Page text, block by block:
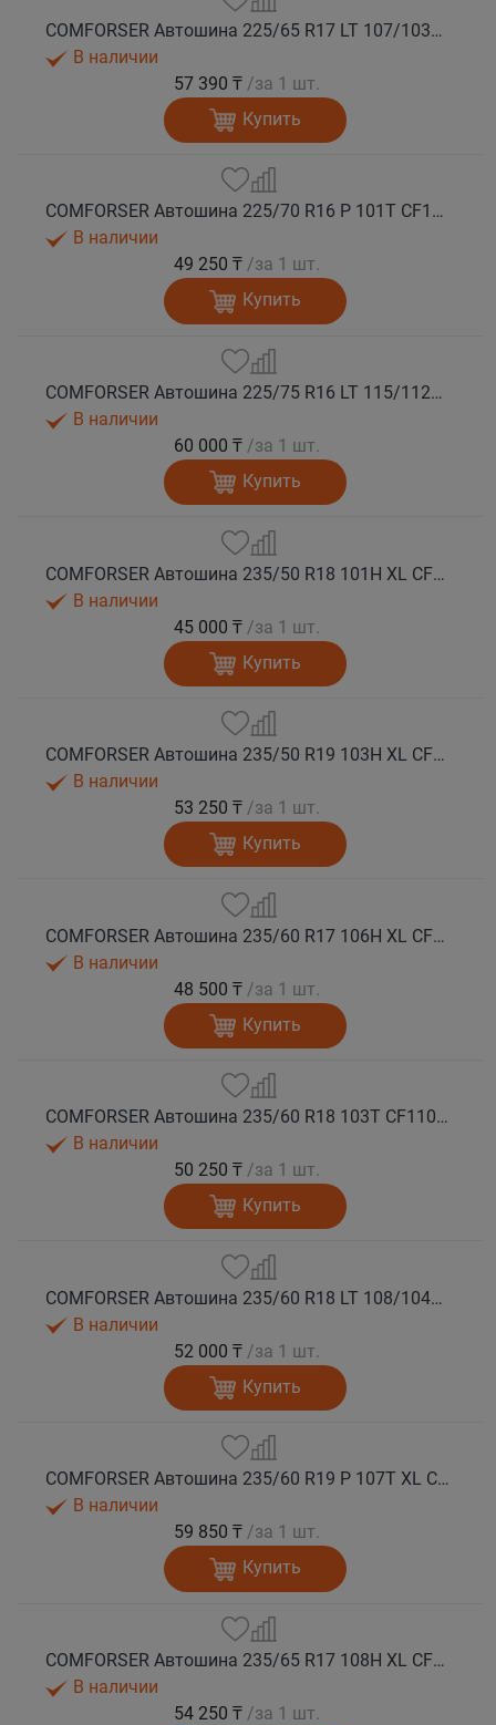
COMFORSER Автошина 225/65 R17 LT 107/103S CF1100 8PR RWL лето
В наличии
57 390 ₸ /за 1 шт.
Купить
COMFORSER Автошина 225/70 R16 P 101T CF1100 RWL лето
В наличии
49 250 ₸ /за 1 шт.
Купить
COMFORSER Автошина 225/75 R16 LT 115/112R CF1100 10PR RWL лето
В наличии
60 000 ₸ /за 1 шт.
Купить
COMFORSER Автошина 235/50 R18 101H XL CF1100 RWL лето
В наличии
45 000 ₸ /за 1 шт.
Купить
COMFORSER Автошина 235/50 R19 103H XL CF1100 лето
В наличии
53 250 ₸ /за 1 шт.
Купить
COMFORSER Автошина 235/60 R17 106H XL CF1100 RWL лето
В наличии
48 500 ₸ /за 1 шт.
Купить
COMFORSER Автошина 235/60 R18 103T CF1100 RWL лето
В наличии
50 250 ₸ /за 1 шт.
Купить
COMFORSER Автошина 235/60 R18 LT 108/104S CF1100 8PR RWL лето
В наличии
52 000 ₸ /за 1 шт.
Купить
COMFORSER Автошина 235/60 R19 P 107T XL CF1100 RWL лето
В наличии
59 850 ₸ /за 1 шт.
Купить
COMFORSER Автошина 235/65 R17 108H XL CF1100 OWL лето
В наличии
54 250 ₸ /за 1 шт.